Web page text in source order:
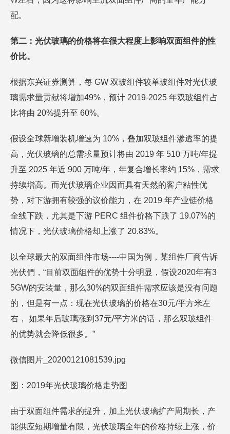
配。
第二：光伏玻璃的价格将在很大程度上影响双面组件的性
价比。
根据东兴证券测算，每 GW 双玻组件较单玻组件对光伏玻
璃需求量贡献将增加49%，预计 2019-2025 年双玻组件占
比将由 20%提升至 60%。
假设全球新增装机增速为 10%，叠加双玻组件渗透率的提
高，光伏玻璃的总需求量预计将由 2019 年 510 万吨/年提
升至 2025 年近 900 万吨/年，年复合增长率约 15%，需求
持续增高。而光伏玻璃企业因而具有天然的客户粘性优
势，对下游拥有较强的议价能力，在 2019 年产业链价格
全线下跌，尤其是下游 PERC 组件价格下跌了 19.07%的
情况下，光伏玻璃价格却上涨了 20.83%。
以全球最大的双面组件市场----中国为例，某组件厂商告诉
光伏們，“目前双面组件的优势十分明显，假设2020年有3
5GW的安装量，那么30%的双面组件需求应该是没有问题
的，但是有一点：现在光伏玻璃的价格在30元/平方米左
右， 如果年后玻璃涨到37元/平方米的话，那么双玻组件
的优势就会降低很多。”
微信图片_20200121081539.jpg
图：2019年光伏玻璃价格走势图
由于双面组件需求的提升，加上光伏玻璃扩产周期长，产
能供应短期增量有限，光伏玻璃全年的价格持续上涨，价